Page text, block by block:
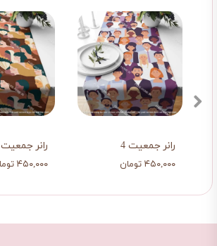
رانر جمعیت 1
۴۵۰,۰۰۰ تومان
رانر جمعیت 4
۴۵۰,۰۰۰ تومان